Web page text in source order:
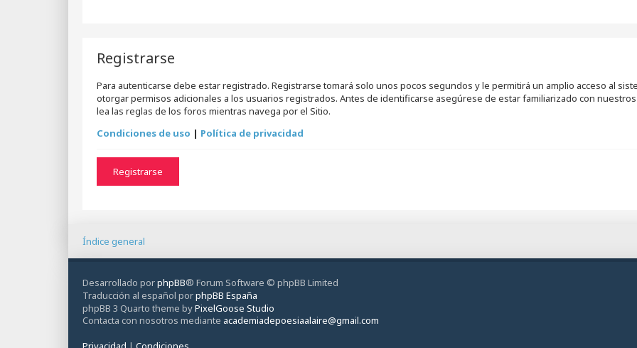
Registrarse
Para autenticarse debe estar registrado. Registrarse tomará solo unos pocos segundos y le permitirá un amplio acceso al
otorgar permisos adicionales a los usuarios registrados. Antes de identificarse asegúrese de estar familiarizado con
lea las reglas de los foros mientras navega por el Sitio.
Condiciones de uso | Política de privacidad
Registrarse
Índice general
Desarrollado porphpBB® Forum Software © phpBB Limited
Traducción al español porphpBB España
phpBB 3 Quarto theme byPixelGoose Studio
Contacta con nosotros mediante academiadepoesiaalaire@gmail.com